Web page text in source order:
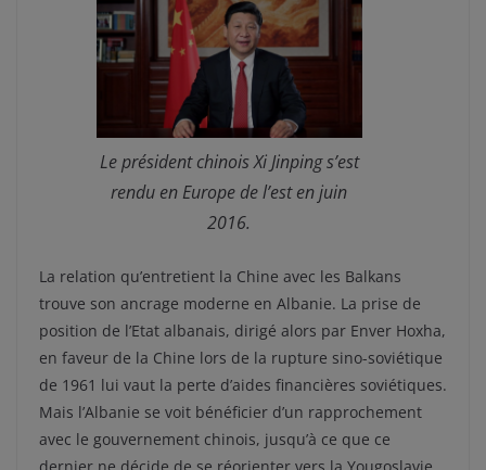
Le président chinois Xi Jinping s’est
rendu en Europe de l’est en juin
2016.
La relation qu’entretient la Chine avec les Balkans
trouve son ancrage moderne en Albanie. La prise de
position de l’Etat albanais, dirigé alors par Enver Hoxha,
en faveur de la Chine lors de la rupture sino-soviétique
de 1961 lui vaut la perte d’aides financières soviétiques.
Mais l’Albanie se voit bénéficier d’un rapprochement
avec le gouvernement chinois, jusqu’à ce que ce